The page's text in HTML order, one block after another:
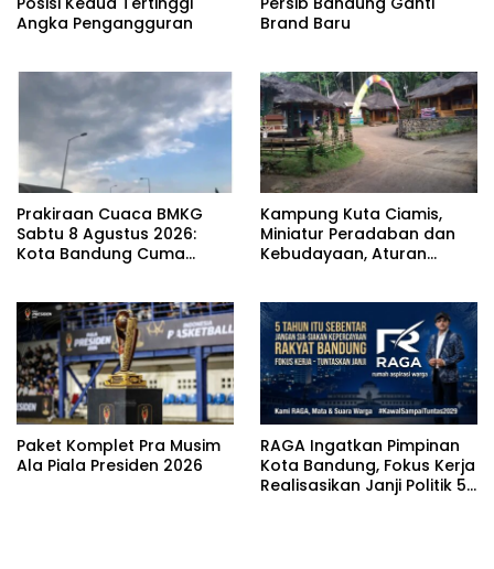
Angka Pengangguran
Brand Baru
Prakiraan Cuaca BMKG
Sabtu 8 Agustus 2026:
Kota Bandung Cuma
Kampung Kuta Ciamis,
Miniatur Peradaban dan
Kebudayaan, Aturan
Paket Komplet Pra Musim
Ala Piala Presiden 2026
RAGA Ingatkan Pimpinan
Kota Bandung, Fokus Kerja
Realisasikan Janji Politik 5